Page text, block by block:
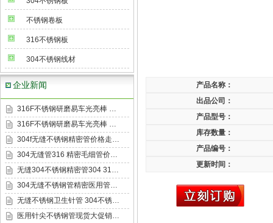
不锈钢卷板
316不锈钢板
304不锈钢线材
企业新闻
316F不锈钢研磨易车光亮棒 …
316F不锈钢研磨易车光亮棒 …
304f无缝不锈钢精密管价格走…
304无缝管316 精密毛细管价…
无缝304不锈钢精密管304 31…
304无缝不锈钢管精密医用管…
无缝不锈钢卫生针管 304不锈…
医用针尖不锈钢管现货大促销…
产品名称：
出品公司：
产品型号：
库存数量：
产品编号：
更新时间：